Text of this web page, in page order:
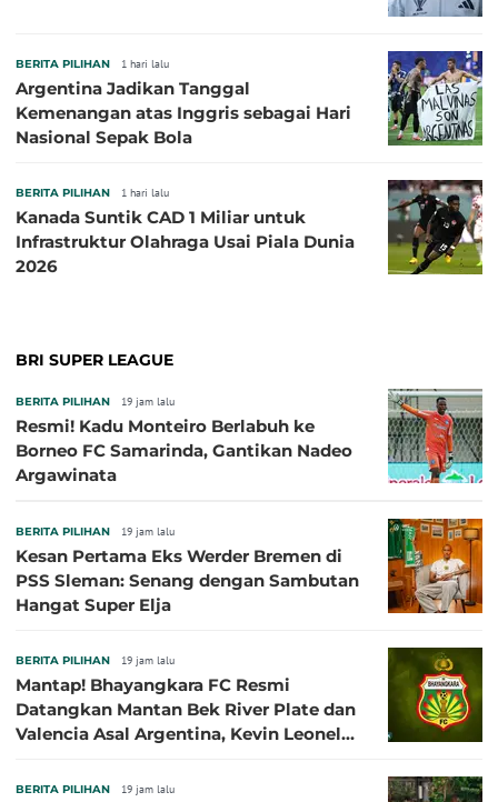
BERITA PILIHAN 1 hari lalu
Argentina Jadikan Tanggal
Kemenangan atas Inggris sebagai Hari
Nasional Sepak Bola
BERITA PILIHAN 1 hari lalu
Kanada Suntik CAD 1 Miliar untuk
Infrastruktur Olahraga Usai Piala Dunia
2026
BRI SUPER LEAGUE
BERITA PILIHAN 19 jam lalu
Resmi! Kadu Monteiro Berlabuh ke
Borneo FC Samarinda, Gantikan Nadeo
Argawinata
BERITA PILIHAN 19 jam lalu
Kesan Pertama Eks Werder Bremen di
PSS Sleman: Senang dengan Sambutan
Hangat Super Elja
BERITA PILIHAN 19 jam lalu
Mantap! Bhayangkara FC Resmi
Datangkan Mantan Bek River Plate dan
Valencia Asal Argentina, Kevin Leonel
BERITA PILIHAN 19 jam lalu